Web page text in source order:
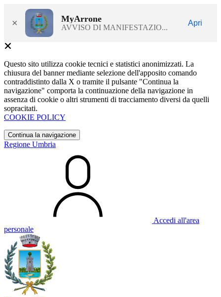
× MyArrone
AVVISO DI MANIFESTAZIO...
Apri
Questo sito utilizza cookie tecnici e statistici anonimizzati. La
chiusura del banner mediante selezione dell'apposito comando
contraddistinto dalla X o tramite il pulsante "Continua la
navigazione" comporta la continuazione della navigazione in
assenza di cookie o altri strumenti di tracciamento diversi da quelli
sopracitati.
COOKIE POLICY
Continua la navigazione
Regione Umbria
Accedi all'area
personale